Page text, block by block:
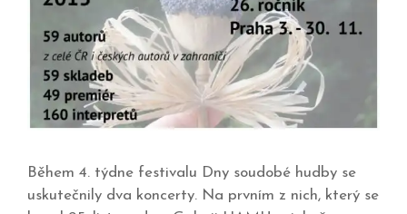
Během 4. týdne festivalu Dny soudobé hudby se
uskutečnily dva koncerty. Na prvním z nich, který se